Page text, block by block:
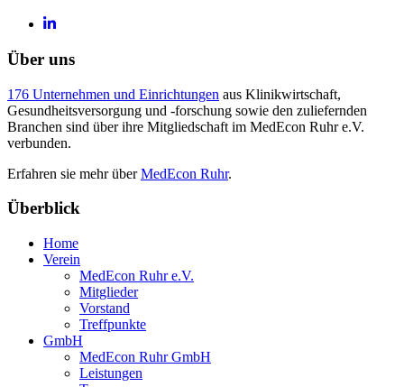
Über uns
176 Unternehmen und Einrichtungen aus Klinikwirtschaft,
Gesundheitsversorgung und -forschung sowie den zuliefernden
Branchen sind über ihre Mitgliedschaft im MedEcon Ruhr e.V.
verbunden.
Erfahren sie mehr überMedEcon Ruhr.
Überblick
Home
Verein
MedEcon Ruhr e.V.
Mitglieder
Vorstand
Treffpunkte
GmbH
MedEcon Ruhr GmbH
Leistungen